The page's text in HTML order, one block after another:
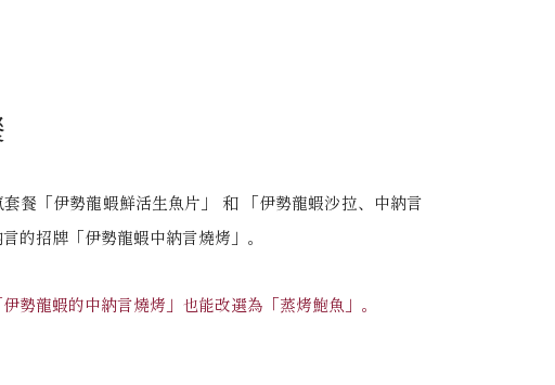
餐「伊勢龍蝦鮮活生魚片」 和 「伊勢龍蝦沙拉、中納言
的招牌「伊勢龍蝦中納言燒烤」。
勢龍蝦的中納言燒烤」也能改選為「蒸烤鮑魚」。